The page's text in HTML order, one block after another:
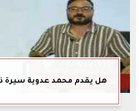
هل يقدم محمد عدوية سيرة